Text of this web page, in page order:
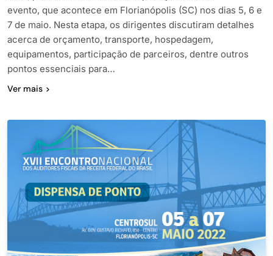
evento, que acontece em Florianópolis (SC) nos dias 5, 6 e
7 de maio. Nesta etapa, os dirigentes discutiram detalhes
acerca de orçamento, transporte, hospedagem,
equipamentos, participação de parceiros, dentre outros
pontos essenciais para…
Ver mais